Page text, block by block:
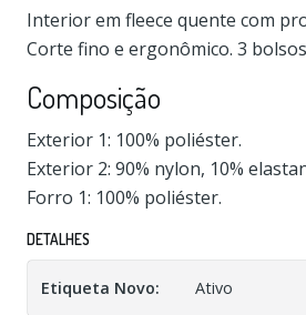
Interior em fleece quente com
Corte fino e ergonômico. 3
Composição
Exterior 1: 100% poliéster.
Exterior 2: 90% nylon, 10%
Forro 1: 100% poliéster.
DETALHES
Etiqueta Novo: Ativo